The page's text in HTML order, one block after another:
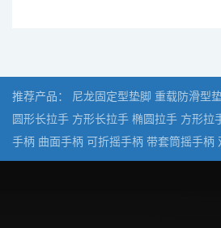
推荐产品： 尼龙固定型垫脚 重载防滑型
圆形长拉手 方形长拉手 椭圆拉手 方形拉
手柄 曲面手柄 可折摇手柄 带套筒摇手柄